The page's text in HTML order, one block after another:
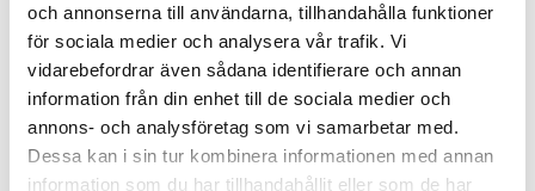
och annonserna till användarna, tillhandahålla funktioner
för sociala medier och analysera vår trafik. Vi
vidarebefordrar även sådana identifierare och annan
information från din enhet till de sociala medier och
annons- och analysföretag som vi samarbetar med.
Dessa kan i sin tur kombinera informationen med annan
information som du har tillhandahållit eller som de har
Gütermann
Gütermann Alltråd 200m 74 ljusblå
200 meter
100% polyester
Oeko-Tex